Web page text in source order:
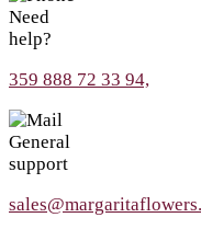
Need
help?
359 888 72 33 94,
General
support